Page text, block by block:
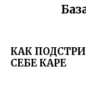
КАК
СЕБЕ КАРЕ